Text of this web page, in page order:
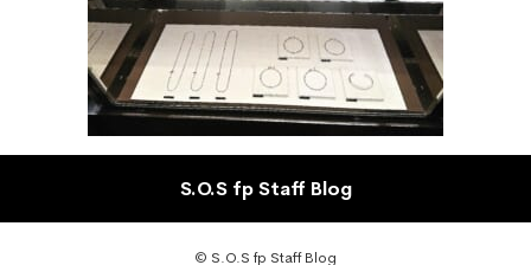
S.O.S fp Staff Blog
© S.O.S fp Staff Blog